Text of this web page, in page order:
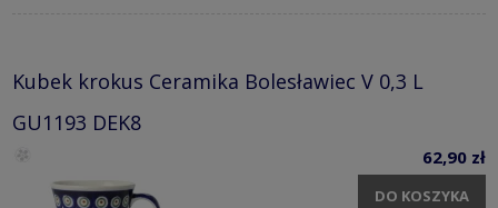
Kubek krokus Ceramika Bolesławiec V 0,3 L
GU1193 DEK8
62,90 zł
DO KOSZYKA